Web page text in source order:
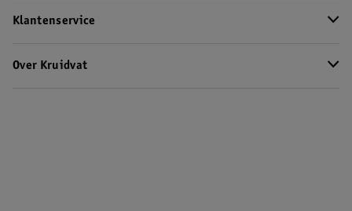
Klantenservice
Over Kruidvat